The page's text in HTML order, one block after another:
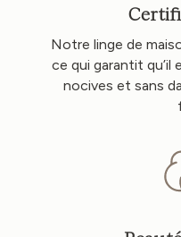
Notre linge de
ce qui garantit
nocives et sans